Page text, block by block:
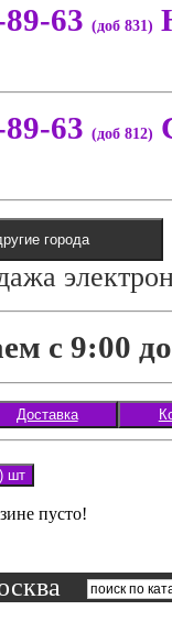
63 (доб 831)
63 (доб 812)
города
с 9:00
Доставка
шт
пусто!